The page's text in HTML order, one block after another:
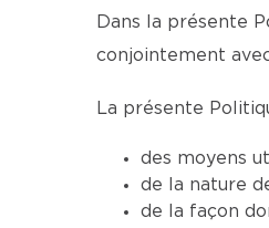
Dans la présente
conjointement
La présente
des moyens
de la nature
de la façon